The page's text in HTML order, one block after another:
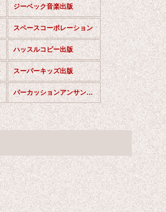
ジーベック音楽出版
スペースコーポレーション
ハッスルコピー出版
スーパーキッズ出版
パーカッションアンサンブル楽譜（IEPEシリーズ）